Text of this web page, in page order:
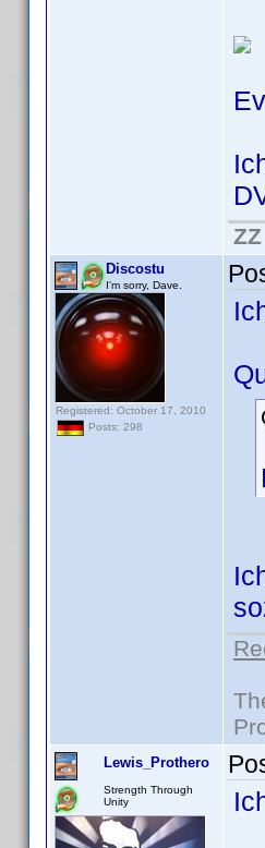
ZZ
Discostu
I'm sorry, Dave.
Registered: October 17, 2010
Posts: 298
Lewis_Prothero
Strength Through
Unity